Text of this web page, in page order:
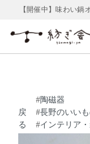
【開催中】味わい鍋
戻
る
#インテリア
#長野のいい
#陶磁器